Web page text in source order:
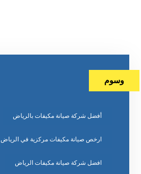
وسوم
أفضل شركة صيانة مكيفات بالرياض
ارخص صيانة مكيفات مركزية في الرياض
افضل شركة صيانة مكيفات الرياض